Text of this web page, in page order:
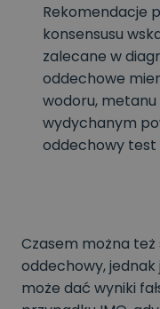
Rekomendacje
konsensusu
zalecane w
oddechowe
wodoru,
wydychanym
oddechowy
Czasem można
oddechowy, jednak
może dać wyniki